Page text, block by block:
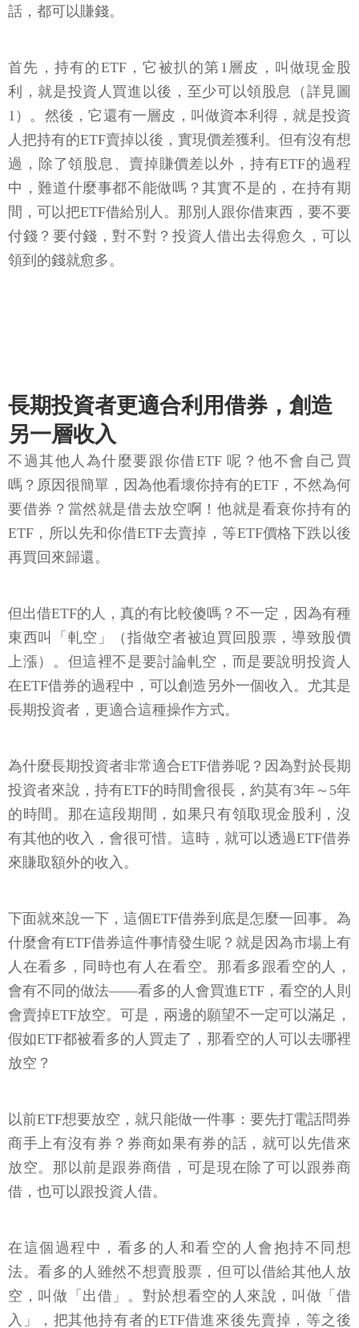
話，都可以賺錢。
首先，持有的ETF，它被扒的第1層皮，叫做現金股
利，就是投資人買進以後，至少可以領股息（詳見圖
1）。然後，它還有一層皮，叫做資本利得，就是投資
人把持有的ETF賣掉以後，實現價差獲利。但有沒有想
過，除了領股息、賣掉賺價差以外，持有ETF的過程
中，難道什麼事都不能做嗎？其實不是的，在持有期
間，可以把ETF借給別人。那別人跟你借東西，要不要
付錢？要付錢，對不對？投資人借出去得愈久，可以
領到的錢就愈多。
長期投資者更適合利用借券，創造
另一層收入
不過其他人為什麼要跟你借ETF 呢？他不會自己買
嗎？原因很簡單，因為他看壞你持有的ETF，不然為何
要借券？當然就是借去放空啊！他就是看衰你持有的
ETF，所以先和你借ETF去賣掉，等ETF價格下跌以後
再買回來歸還。
但出借ETF的人，真的有比較傻嗎？不一定，因為有種
東西叫「軋空」（指做空者被迫買回股票，導致股價
上漲）。但這裡不是要討論軋空，而是要說明投資人
在ETF借券的過程中，可以創造另外一個收入。尤其是
長期投資者，更適合這種操作方式。
為什麼長期投資者非常適合ETF借券呢？因為對於長期
投資者來說，持有ETF的時間會很長，約莫有3年～5年
的時間。那在這段期間，如果只有領取現金股利，沒
有其他的收入，會很可惜。這時，就可以透過ETF借券
來賺取額外的收入。
下面就來說一下，這個ETF借券到底是怎麼一回事。為
什麼會有ETF借券這件事情發生呢？就是因為市場上有
人在看多，同時也有人在看空。那看多跟看空的人，
會有不同的做法——看多的人會買進ETF，看空的人則
會賣掉ETF放空。可是，兩邊的願望不一定可以滿足，
假如ETF都被看多的人買走了，那看空的人可以去哪裡
放空？
以前ETF想要放空，就只能做一件事：要先打電話問券
商手上有沒有券？券商如果有券的話，就可以先借來
放空。那以前是跟券商借，可是現在除了可以跟券商
借，也可以跟投資人借。
在這個過程中，看多的人和看空的人會抱持不同想
法。看多的人雖然不想賣股票，但可以借給其他人放
空，叫做「出借」。對於想看空的人來說，叫做「借
入」，把其他持有者的ETF借進來後先賣掉，等之後